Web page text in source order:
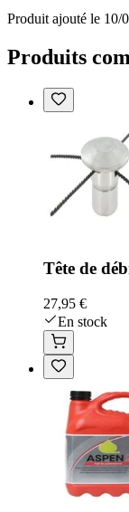
Produit ajouté le 10/
Produits
Tête de
27,95 €
En stock